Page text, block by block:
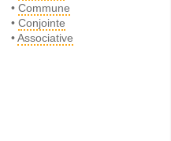
• Commune
• Conjointe
•Associative